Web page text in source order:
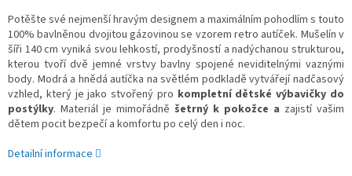
Potěšte své nejmenší hravým designem a maximálním pohodlím s touto
100% bavlněnou dvojitou gázovinou se vzorem retro autíček. Mušelín v
šíři 140 cm vyniká svou lehkostí, prodyšností a nadýchanou strukturou,
kterou tvoří dvě jemné vrstvy bavlny spojené neviditelnými vaznými
body. Modrá a hnědá autíčka na světlém podkladě vytvářejí nadčasový
vzhled, který je jako stvořený pro kompletní dětské výbavičky do
postýlky. Materiál je mimořádně šetrný k pokožce a zajistí vašim
dětem pocit bezpečí a komfortu po celý den i noc.
Detailní informace